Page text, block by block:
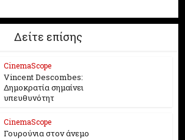
Δείτε επίσης
CinemaScope
Vincent Descombes:
Δημοκρατία σημαίνει
υπευθυνότητ
CinemaScope
Γουρούνια στον άνεμο